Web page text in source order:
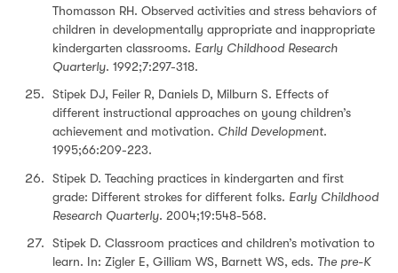
Thomasson RH. Observed activities and stress behaviors of
children in developmentally appropriate and inappropriate
kindergarten classrooms. Early Childhood Research
Quarterly. 1992;7:297-318.
Stipek DJ, Feiler R, Daniels D, Milburn S. Effects of
different instructional approaches on young children’s
achievement and motivation. Child Development.
1995;66:209-223.
Stipek D. Teaching practices in kindergarten and first
grade: Different strokes for different folks. Early Childhood
Research Quarterly. 2004;19:548-568.
Stipek D. Classroom practices and children’s motivation to
learn. In: Zigler E, Gilliam WS, Barnett WS, eds. The pre-K